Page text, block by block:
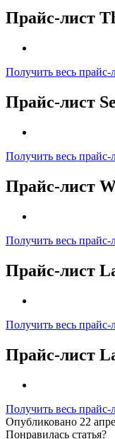
Прайс-лист
Получить весь прайс-
Прайс-лист
Получить весь прайс-
Прайс-лист
Получить весь прайс-
Прайс-лист
Получить весь прайс-
Прайс-лист
Получить весь прайс-
Опубликовано 22
Понравилась статья?